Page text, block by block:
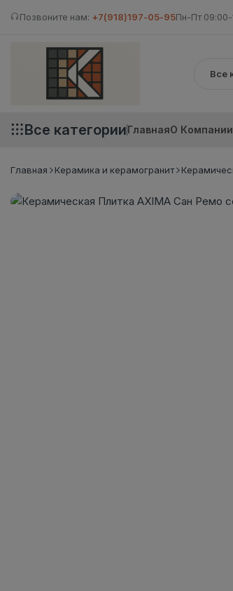
Позвоните нам: +7(918)197-05-95Пн-Пт
Все категорииГлавнаяО Компании
Главная Керамика и керамогранит